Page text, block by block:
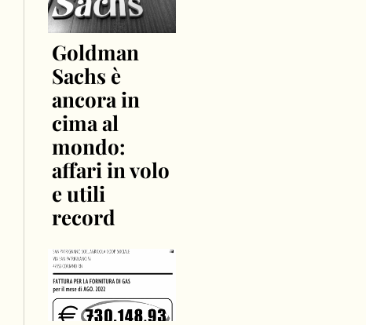
Goldman
Sachs è
ancora in
cima al
mondo:
affari in volo
e utili
record